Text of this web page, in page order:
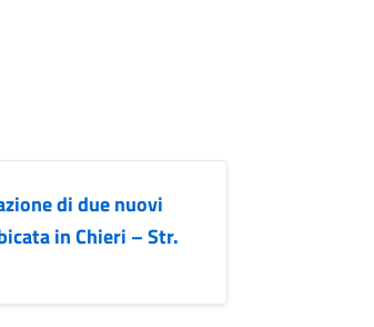
di due nuovi
in Chieri – Str.